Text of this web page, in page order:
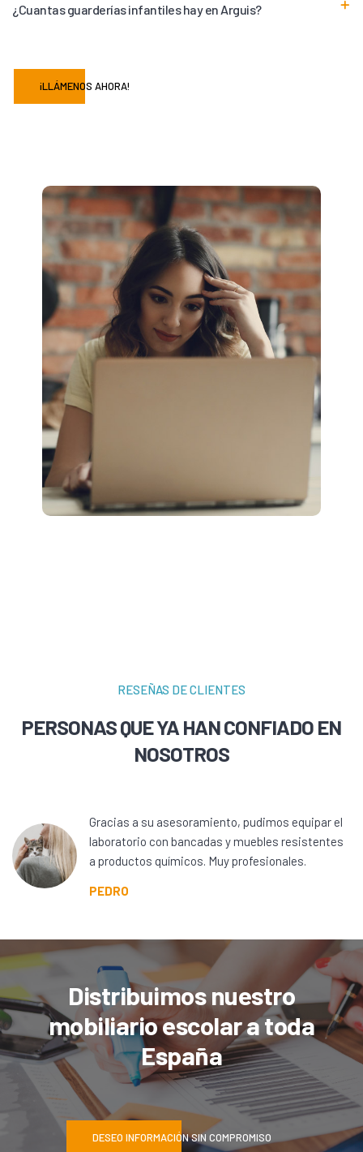
¿Cuantas guarderías infantiles hay en Arguis?
¡LLÁMENOS AHORA!
RESEÑAS DE CLIENTES
PERSONAS QUE YA HAN CONFIADO EN
NOSOTROS
Gracias a su asesoramiento, pudimos equipar el
laboratorio con bancadas y muebles resistentes
a productos químicos. Muy profesionales.
PEDRO
Distribuimos nuestro
mobiliario escolar a toda
España
DESEO INFORMACIÓN SIN COMPROMISO